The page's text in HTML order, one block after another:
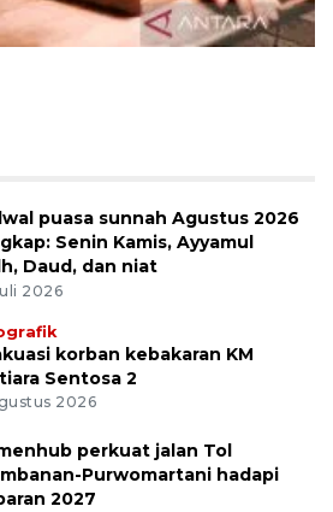
tetap bugar semasa
puasa sunnah Agustus 2026
Senin Kamis, Ayyamul
Daud, dan niat
2026
korban kebakaran KM
Sentosa 2
2026
perkuat jalan Tol
Purwomartani hadapi
2027